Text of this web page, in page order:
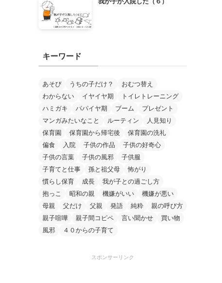
キーワード
あそび うちの子だけ？
おむつ替え
わからない
イヤイヤ期
トイレトレーニング
ハミガキ
パパイヤ期 ブーム
プレゼント
マンガみたいなこと
ルーティン
人見知り
保育園
保育園から帰宅後
保育園の洗礼
偏食
入院 子供の作品
子供の好奇心
子供の言葉
子供の風邪
子供服
子育てと仕事
孫と祖父母
怖がり
慣らし保育
成長
我が子との過ごし方
抱っこ
昭和の親 機嫌がいい
機嫌が悪い
母親
父だけ 父親 発語 純粋
親の呼び方
親子喧嘩
親子間コピペ 言い聞かせ
買い物
風邪
４０からの子育て
スポンサーリンク